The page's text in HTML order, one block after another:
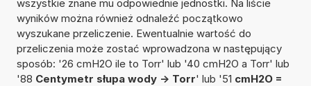
wszystkie znane mu odpowiednie jednostki. Na liście
wyników można również odnaleźć początkowo
wyszukane przeliczenie. Ewentualnie wartość do
przeliczenia może zostać wprowadzona w następujący
sposób: '26 cmH2O ile to Torr' lub '40 cmH2O a Torr' lub
'88 Centymetr słupa wody -> Torr' lub '51 cmH2O =